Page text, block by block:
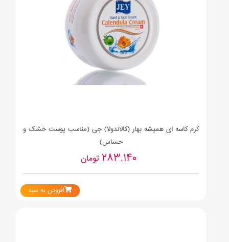
کرم کاسه ای همیشه بهار (کالاندولا) جی (مناسب پوست خشک و
حساس)
283,140تومان
افزودن به سبد